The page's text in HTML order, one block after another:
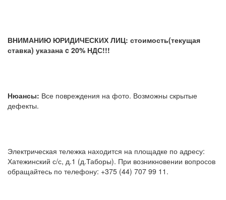
ВНИМАНИЮ ЮРИДИЧЕСКИХ ЛИЦ: стоимость(текущая
ставка) указана c 20% НДС!!!
Нюансы: Все повреждения на фото. Возможны скрытые
дефекты.
Электрическая тележка находится на площадке по адресу:
Хатежинский с/с, д.1 (д.Таборы). При возникновении вопросов
обращайтесь по телефону: +375 (44) 707 99 11.